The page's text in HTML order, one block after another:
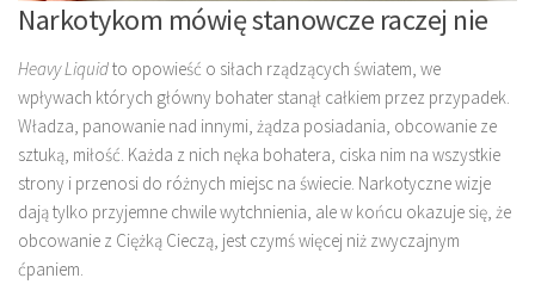
Narkotykom mówię stanowcze raczej nie
Heavy Liquidto opowieść o siłach rządzących światem, we
wpływach których główny bohater stanął całkiem przez przypadek.
Władza, panowanie nad innymi, żądza posiadania, obcowanie ze
sztuką, miłość. Każda z nich nęka bohatera, ciska nim na wszystkie
strony i przenosi do różnych miejsc na świecie. Narkotyczne wizje
dają tylko przyjemne chwile wytchnienia, ale w końcu okazuje się, że
obcowanie z Ciężką Cieczą, jest czymś więcej niż zwyczajnym
ćpaniem.